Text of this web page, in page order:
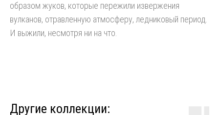
образом жуков, которые пережили извержения
вулканов, отравленную атмосферу, ледниковый период.
И выжили, несмотря ни на что.
Другие коллекции: